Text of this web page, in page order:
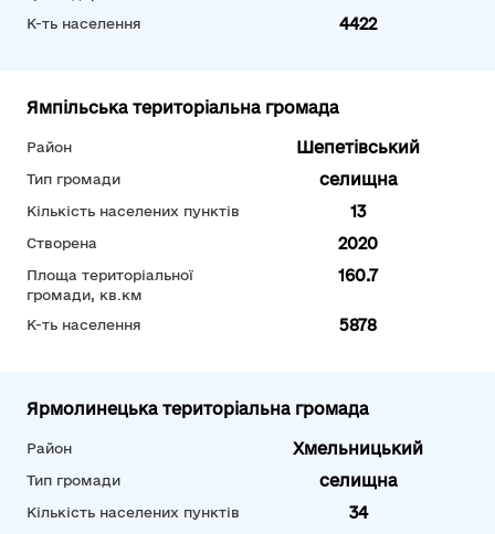
К-ть населення
4422
Ямпільська територіальна громада
Район Шепетівський
Тип громади селищна
Кількість населених пунктів 13
Створена 2020
Площа територіальної
громади, кв.км
160.7
К-ть населення 5878
Ярмолинецька територіальна громада
Район Хмельницький
Тип громади селищна
Кількість населених пунктів 34